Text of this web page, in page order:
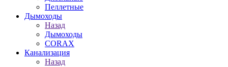
Пеллетные
Дымоходы
Назад
Дымоходы
CORAX
Канализация
Назад